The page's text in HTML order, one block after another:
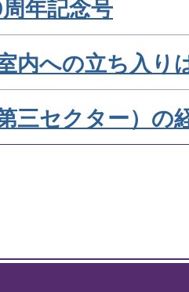
年記念号
内への立ち入り
三セクター）の